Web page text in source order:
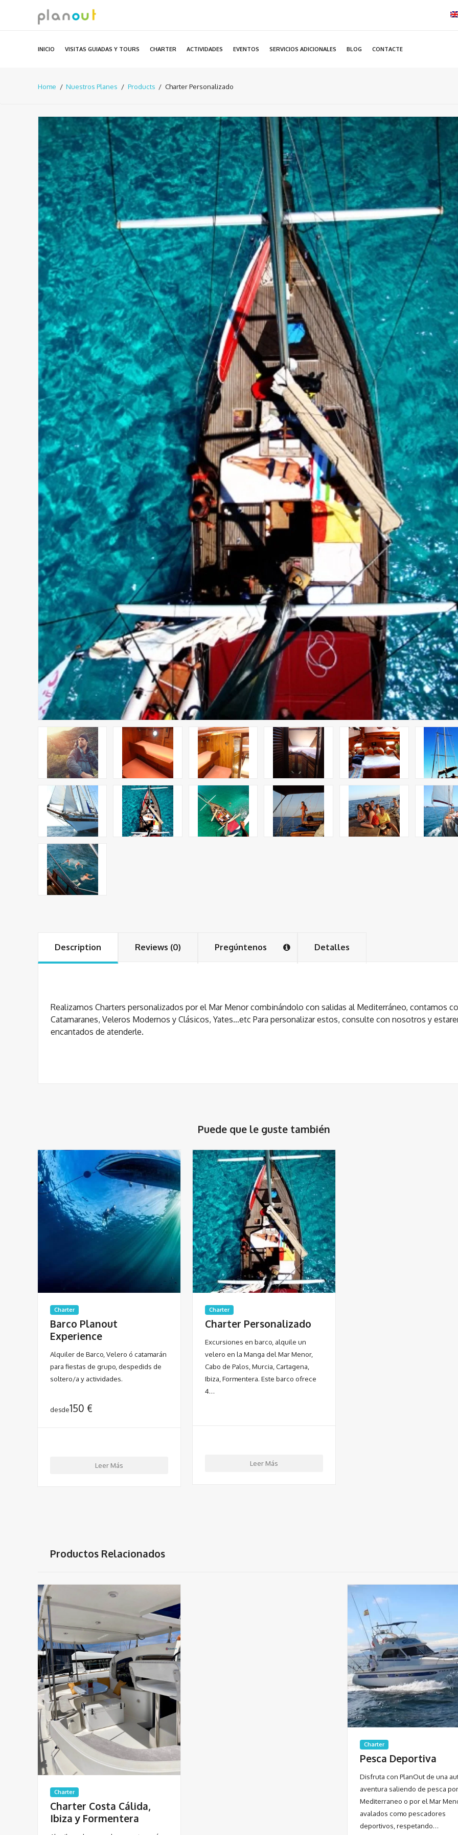
INICIO VISITAS GUIADAS Y TOURS CHARTER ACTIVIDADES EVENTOS SERVICIOS ADICIONALES BLOG CONTACTE
Home Nuestros Planes Products Charter Personalizado
Description Reviews (0) Pregúntenos Detalles
Realizamos Charters personalizados por el Mar Menor combinándolo con salidas al Mediterráneo, contamos
Catamaranes, Veleros Modernos y Clásicos, Yates…etc Para personalizar estos, consulte con nosotros y
encantados de atenderle.
Puede que le guste también
Charter
Barco Planout
Experience
Alquiler de Barco, Velero ó catamarán
para fiestas de grupo, despedids de
soltero/a y actividades.
desde150 €
Leer Más
Charter
Charter Personalizado
Excursiones en barco, alquile un
velero en la Manga del Mar Menor,
Cabo de Palos, Murcia, Cartagena,
Ibiza, Formentera. Este barco ofrece
4…
Leer Más
Productos Relacionados
Charter
Charter Costa Cálida,
Ibiza y Formentera
Charter
Pesca Deportiva
Disfruta con PlanOut de una
aventura saliendo de pesca
Mediterraneo o por el Mar
avalados como pescadores
deportivos, respetando…